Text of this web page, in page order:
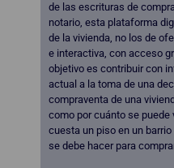
de las escrituras de
notario, esta plataforma
de la vivienda, no los de
e interactiva, con acceso
objetivo es contribuir con
actual a la toma de una
compraventa de una
como por cuánto se puede
cuesta un piso en un
se debe hacer para